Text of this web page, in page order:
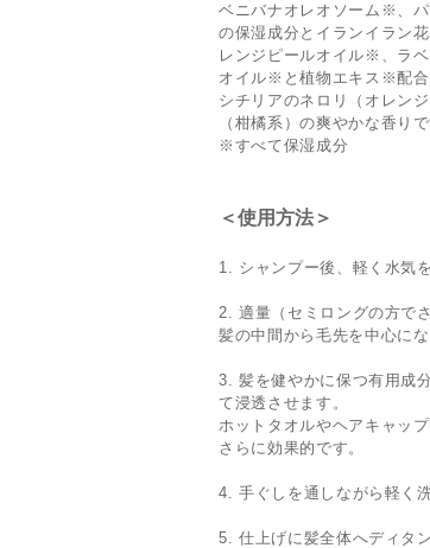
ベニバナオレオソーム※、
の保湿成分とイランイラン
レンジピールオイル※、ラ
オイル※と植物エキス※配合
シチリアのネロリ（オレン
（柑橘系）の爽やかな香り
※すべて保湿成分
＜使用方法＞
1. シャンプー後、軽く水気
2. 適量（セミロングの方で
髪の中間から毛先を中心に
3. 髪を健やかに保つ有用成
て浸透させます。
ホットタオルやヘアキャッ
さらに効果的です。
4. 手ぐしを通しながら軽く
5. 仕上げに髪全体へディタ